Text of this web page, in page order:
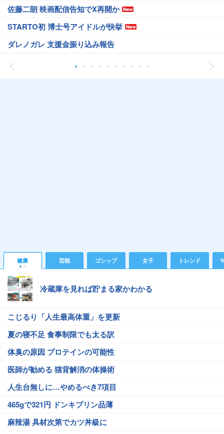
佐藤二朗 映画配信告知でX再開か
STARTO初 博士号アイドルが快挙
ダレノガレ 支援金振り込み報告
健康 芸能 ゴシップ 女子 トレンド
冷蔵庫を見れば貯まる家かわかる
こじるり「人生最高体重」を更新
夏の寝不足 食事制限でも太る訳
体臭の原因 プロテインの可能性
医師が勧める 猫背解消の体操術
人生台無しに…やめるべき7項目
465gで321円 ドンキプリン品薄
麻辣湯 具材次第でカツ丼級に